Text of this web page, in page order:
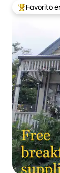
Favorito
Favorito